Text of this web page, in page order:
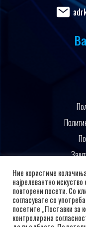
Ние користиме
најрелевантно
повторени посети. Со
согласувате со
посетите „Поставки за
контролирана